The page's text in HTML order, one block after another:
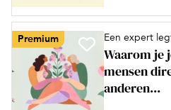
Premium Een expert
Waarom je
mensen
anderen...